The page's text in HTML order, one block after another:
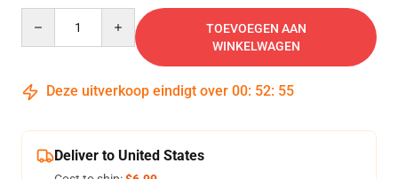
TOEVOEGEN AAN
WINKELWAGEN
Deze uitverkoop eindigt over 00: 52: 54
Deliver to United States